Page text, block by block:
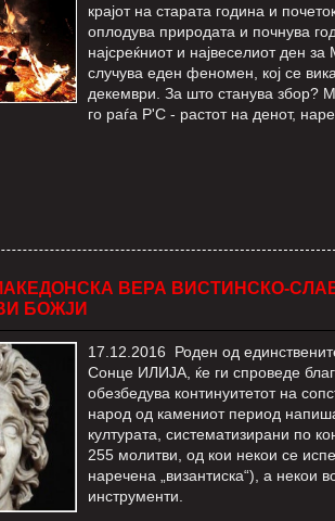
крајот на старата година и
оплодува природата и почнува
најсреќниот и највеселиот ден
случува еден феномен, кој се
декември. За што станува збор?
го раѓа Р'С - растот на денот,
ВЕРА ВИСТИНСКО-
БОЖЈИ
17.12.2016 Роден од
Сонце ИЛИJA, ќе ги спроведе
обезбедува континуитетот на
народ од камениот период
културата, систематизирани по
255 молитви, од кои некои се
наречена „византиска“), а
инструменти.